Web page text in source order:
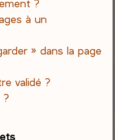
?
à un
» dans la page
validé ?
?